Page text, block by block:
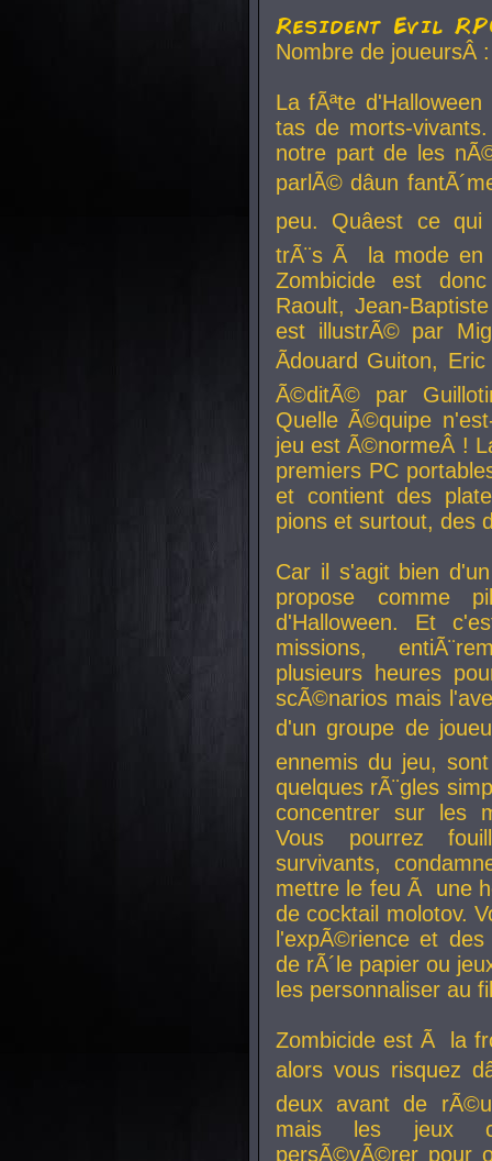
Resident Evil
Nombre de
La fÃªte
tas de morts-
notre part de les
parlÃ© dâun
peu. Quâest ce
trÃ¨s Ã la mode en
Zombicide est
Raoult, Jean-
est illustrÃ© par
Ãdouard Guiton,
Ã©ditÃ© par
Quelle Ã©quipe
jeu est Ã©normeÂ !
premiers PC
et contient des
pions et surtout, des
Car il s'agit bien
propose comme
d'Halloween. Et
missions,
plusieurs heures
scÃ©narios mais
d'un groupe de
ennemis du jeu,
quelques rÃ¨gles
concentrer sur les
Vous pourrez
survivants,
mettre le feu Ã une
de cocktail molotov.
l'expÃ©rience et
de rÃ´le papier ou
les personnaliser au
Zombicide est Ã la
alors vous risquez
deux avant de
mais les jeux
persÃ©vÃ©rer pour